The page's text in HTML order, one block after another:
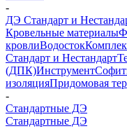
-
ДЭ Стандарт и
Кровельные материалы
кровлиВодосток
Стандарт и Нестандарт
(ДПК)Инструмент
изоляцияПридомовая
-
Стандартные ДЭ
Стандартные ДЭ